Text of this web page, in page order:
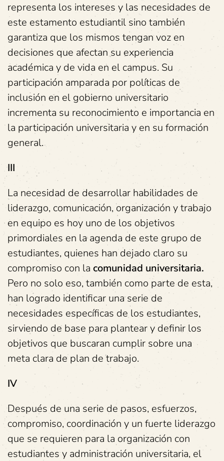
representa los intereses y las necesidades de
este estamento estudiantil sino también
garantiza que los mismos tengan voz en
decisiones que afectan su experiencia
académica y de vida en el campus. Su
participación amparada por políticas de
inclusión en el gobierno universitario
incrementa su reconocimiento e importancia en
la participación universitaria y en su formación
general.
III
La necesidad de desarrollar habilidades de
liderazgo, comunicación, organización y trabajo
en equipo es hoy uno de los objetivos
primordiales en la agenda de este grupo de
estudiantes, quienes han dejado claro su
compromiso con la comunidad universitaria.
Pero no solo eso, también como parte de esta,
han logrado identificar una serie de
necesidades específicas de los estudiantes,
sirviendo de base para plantear y definir los
objetivos que buscaran cumplir sobre una
meta clara de plan de trabajo.
IV
Después de una serie de pasos, esfuerzos,
compromiso, coordinación y un fuerte liderazgo
que se requieren para la organización con
estudiantes y administración universitaria, el